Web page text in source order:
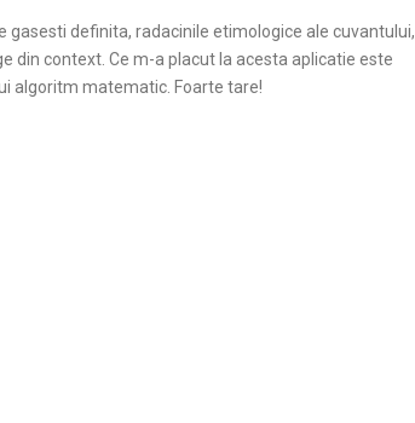
definita, radacinile etimologice ale cuvantului,
din context. Ce m-a placut la acesta aplicatie este
algoritm matematic. Foarte tare!